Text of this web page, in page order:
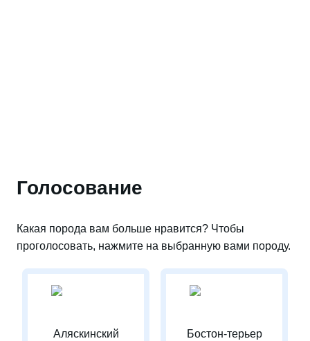
Голосование
Какая порода вам больше нравится? Чтобы
проголосовать, нажмите на выбранную вами породу.
Аляскинский Бостон-терьер